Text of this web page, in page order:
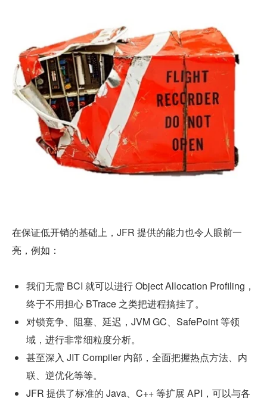
在保证低开销的基础上，JFR 提供的能力也令人眼前一
亮，例如：
我们无需 BCI 就可以进行 Object Allocation Profiling，
终于不用担心 BTrace 之类把进程搞挂了。
对锁竞争、阻塞、延迟，JVM GC、SafePoint 等领
域，进行非常细粒度分析。
甚至深入 JIT Compiler 内部，全面把握热点方法、内
联、逆优化等等。
JFR 提供了标准的 Java、C++ 等扩展 API，可以与各